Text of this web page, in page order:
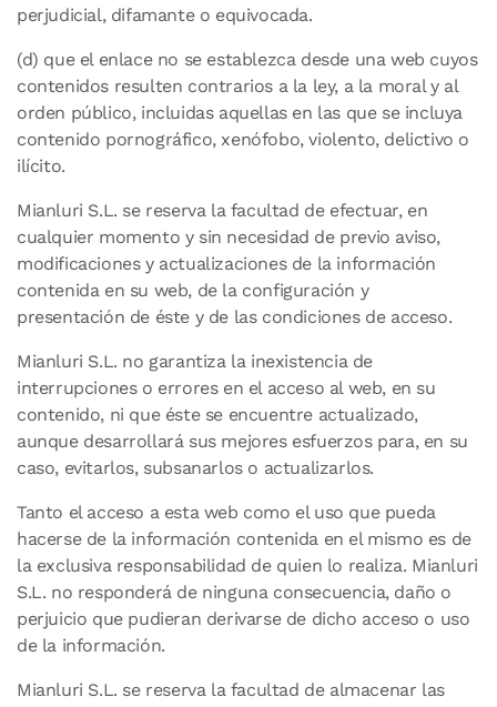
perjudicial, difamante o equivocada.
(d) que el enlace no se establezca desde una web cuyos
contenidos resulten contrarios a la ley, a la moral y al
orden público, incluidas aquellas en las que se incluya
contenido pornográfico, xenófobo, violento, delictivo o
ilícito.
Mianluri S.L. se reserva la facultad de efectuar, en
cualquier momento y sin necesidad de previo aviso,
modificaciones y actualizaciones de la información
contenida en su web, de la configuración y
presentación de éste y de las condiciones de acceso.
Mianluri S.L. no garantiza la inexistencia de
interrupciones o errores en el acceso al web, en su
contenido, ni que éste se encuentre actualizado,
aunque desarrollará sus mejores esfuerzos para, en su
caso, evitarlos, subsanarlos o actualizarlos.
Tanto el acceso a esta web como el uso que pueda
hacerse de la información contenida en el mismo es de
la exclusiva responsabilidad de quien lo realiza. Mianluri
S.L. no responderá de ninguna consecuencia, daño o
perjuicio que pudieran derivarse de dicho acceso o uso
de la información.
Mianluri S.L. se reserva la facultad de almacenar las